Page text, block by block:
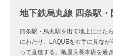
地下鉄烏丸線 四条駅
四条駅・烏丸駅を出て地上に出た
にわたり、LAQUEを右手に見な
って直進する。亀屋良長本店を過